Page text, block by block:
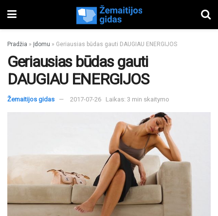
Pradžia » Įdomu » Geriausias būdas gauti DAUGIAU ENERGIJOS
Geriausias būdas gauti
DAUGIAU ENERGIJOS
Žemaitijos gidas 2017-07-26 Laikas: 3 min skaitymo